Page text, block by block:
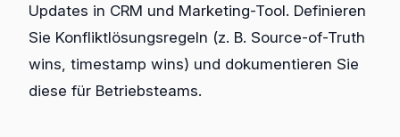
Updates in CRM und Marketing-Tool. Definieren
Sie Konfliktlösungsregeln (z. B. Source-of-Truth
wins, timestamp wins) und dokumentieren Sie
diese für Betriebsteams.